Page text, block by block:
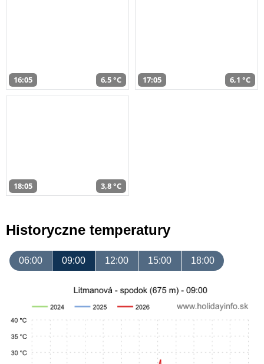
16:05 6,5 °C 17:05 6,1 °C
18:05 3,8 °C
Historyczne temperatury
06:00 09:00 12:00 15:00 18:00